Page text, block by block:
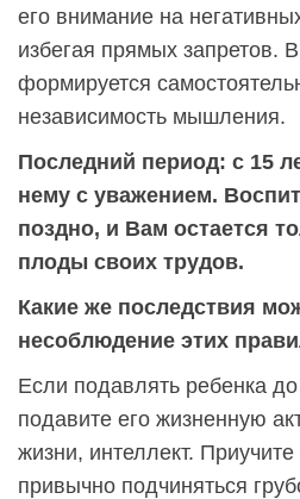
его внимание на
избегая прямых запретов.
формируется
независимость мышления.
Последний период: с 15
нему с уважением.
поздно, и Вам остается
плоды своих трудов.
Какие же последствия
несоблюдение этих
Если подавлять ребенка
подавите его жизненную
жизни, интеллект.
привычно подчиняться